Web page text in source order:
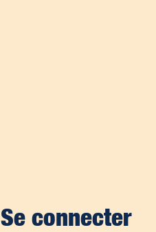
Se connecter